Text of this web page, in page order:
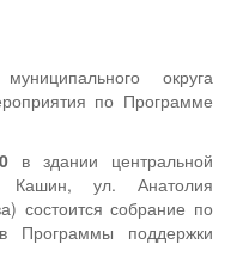
округа
по Программе
в здании центральной
Кашин, ул. Анатолия
состоится собрание по
Программы поддержки